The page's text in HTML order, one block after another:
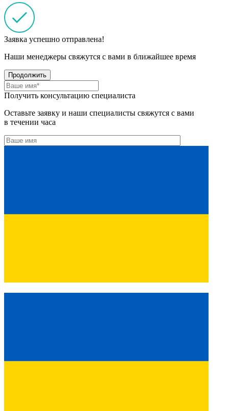
Заявка успешно отправлена!
Наши менеджеры свяжутся с вами в ближайшее время
Продолжить
Получить консультацию специалиста
Оставьте заявку и наши специалисты свяжутся с вами
в течении часа